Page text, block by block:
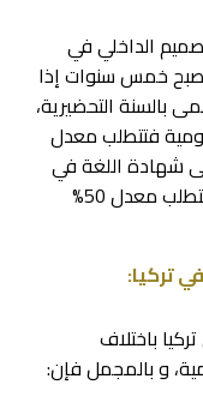
الداخلي في
خمس سنوات إذا
التحضيرية،
فتتطلب معدل
شهادة اللغة في
حال وجدت، أما في الجامعات الخاصة فتطلب معدل 50%
تركيا:
باختلاف
و بالمجمل فإن: